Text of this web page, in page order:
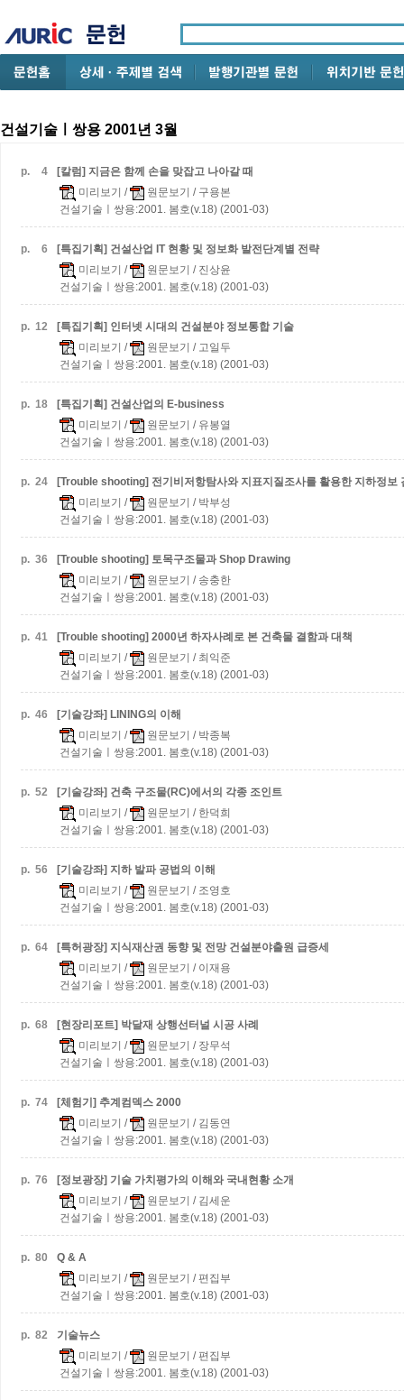
건설기술ㅣ쌍용 2001년 3월
p. 4
[칼럼] 지금은 함께 손을 맞잡고 나아갈 때
미리보기 / 원문보기 / 구용본
건설기술ㅣ쌍용:2001. 봄호(v.18) (2001-03)
p. 6
[특집기획] 건설산업 IT 현황 및 정보화 발전단계별 전략
미리보기 / 원문보기 / 진상윤
건설기술ㅣ쌍용:2001. 봄호(v.18) (2001-03)
p. 12
[특집기획] 인터넷 시대의 건설분야 정보통합 기술
미리보기 / 원문보기 / 고일두
건설기술ㅣ쌍용:2001. 봄호(v.18) (2001-03)
p. 18
[특집기획] 건설산업의 E-business
미리보기 / 원문보기 / 유봉열
건설기술ㅣ쌍용:2001. 봄호(v.18) (2001-03)
p. 24
[Trouble shooting] 전기비저항탐사와 지표지질조사를 활용한 지하정보
미리보기 / 원문보기 / 박부성
건설기술ㅣ쌍용:2001. 봄호(v.18) (2001-03)
p. 36
[Trouble shooting] 토목구조물과 Shop Drawing
미리보기 / 원문보기 / 송충한
건설기술ㅣ쌍용:2001. 봄호(v.18) (2001-03)
p. 41
[Trouble shooting] 2000년 하자사례로 본 건축물 결함과 대책
미리보기 / 원문보기 / 최익준
건설기술ㅣ쌍용:2001. 봄호(v.18) (2001-03)
p. 46
[기술강좌] LINING의 이해
미리보기 / 원문보기 / 박종복
건설기술ㅣ쌍용:2001. 봄호(v.18) (2001-03)
p. 52
[기술강좌] 건축 구조물(RC)에서의 각종 조인트
미리보기 / 원문보기 / 한덕희
건설기술ㅣ쌍용:2001. 봄호(v.18) (2001-03)
p. 56
[기술강좌] 지하 발파 공법의 이해
미리보기 / 원문보기 / 조영호
건설기술ㅣ쌍용:2001. 봄호(v.18) (2001-03)
p. 64 [특허광장] 지식재산권 동향 및 전망 건설분야출원 급증세
미리보기 / 원문보기 / 이재용
건설기술ㅣ쌍용:2001. 봄호(v.18) (2001-03)
p. 68
[현장리포트] 박달재 상행선터널 시공 사례
미리보기 / 원문보기 / 장무석
건설기술ㅣ쌍용:2001. 봄호(v.18) (2001-03)
p. 74
[체험기] 추계컴덱스 2000
미리보기 / 원문보기 / 김동연
건설기술ㅣ쌍용:2001. 봄호(v.18) (2001-03)
p. 76
[정보광장] 기술 가치평가의 이해와 국내현황 소개
미리보기 / 원문보기 / 김세운
건설기술ㅣ쌍용:2001. 봄호(v.18) (2001-03)
p. 80
Q & A
미리보기 / 원문보기 / 편집부
건설기술ㅣ쌍용:2001. 봄호(v.18) (2001-03)
p. 82
기술뉴스
미리보기 / 원문보기 / 편집부
건설기술ㅣ쌍용:2001. 봄호(v.18) (2001-03)